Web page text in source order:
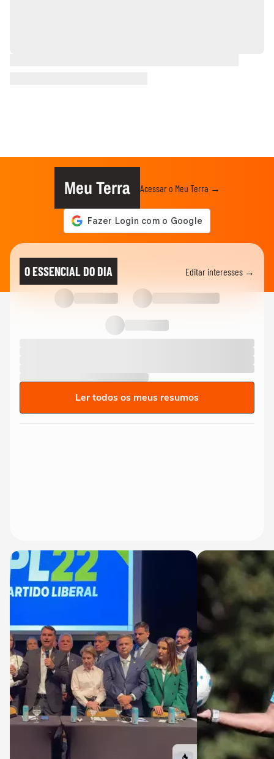
Meu Terra Acessar o Meu Terra →
O ESSENCIAL DO DIA Editar interesses →
Ler todos os meus resumos